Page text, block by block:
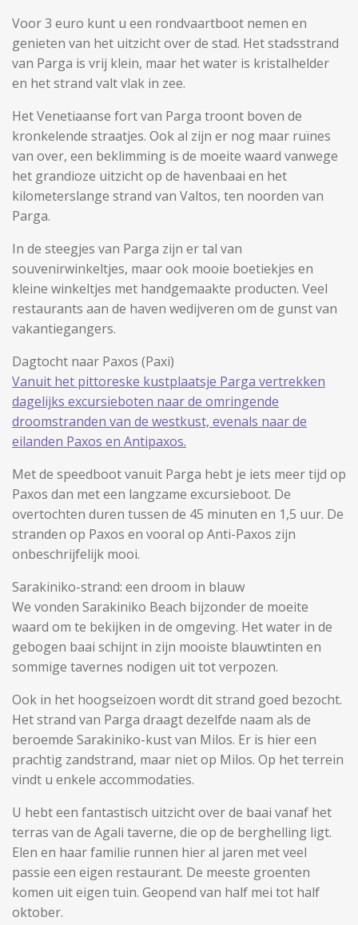
Voor 3 euro kunt u een rondvaartboot nemen en
genieten van het uitzicht over de stad. Het stadsstrand
van Parga is vrij klein, maar het water is kristalhelder
en het strand valt vlak in zee.
Het Venetiaanse fort van Parga troont boven de
kronkelende straatjes. Ook al zijn er nog maar ruïnes
van over, een beklimming is de moeite waard vanwege
het grandioze uitzicht op de havenbaai en het
kilometerslange strand van Valtos, ten noorden van
Parga.
In de steegjes van Parga zijn er tal van
souvenirwinkeltjes, maar ook mooie boetiekjes en
kleine winkeltjes met handgemaakte producten. Veel
restaurants aan de haven wedijveren om de gunst van
vakantiegangers.
Dagtocht naar Paxos (Paxi)
Vanuit het pittoreske kustplaatsje Parga vertrekken
dagelijks excursieboten naar de omringende
droomstranden van de westkust, evenals naar de
eilanden Paxos en Antipaxos.
Met de speedboot vanuit Parga hebt je iets meer tijd op
Paxos dan met een langzame excursieboot. De
overtochten duren tussen de 45 minuten en 1,5 uur. De
stranden op Paxos en vooral op Anti-Paxos zijn
onbeschrijfelijk mooi.
Sarakiniko-strand: een droom in blauw
We vonden Sarakiniko Beach bijzonder de moeite
waard om te bekijken in de omgeving. Het water in de
gebogen baai schijnt in zijn mooiste blauwtinten en
sommige tavernes nodigen uit tot verpozen.
Ook in het hoogseizoen wordt dit strand goed bezocht.
Het strand van Parga draagt ​​dezelfde naam als de
beroemde Sarakiniko-kust van Milos. Er is hier een
prachtig zandstrand, maar niet op Milos. Op het terrein
vindt u enkele accommodaties.
U hebt een fantastisch uitzicht over de baai vanaf het
terras van de Agali taverne, die op de berghelling ligt.
Elen en haar familie runnen hier al jaren met veel
passie een eigen restaurant. De meeste groenten
komen uit eigen tuin. Geopend van half mei tot half
oktober.